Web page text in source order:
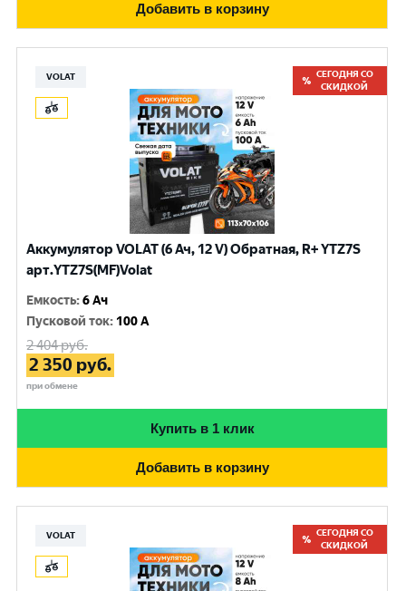
Добавить в корзину
VOLAT
СЕГОДНЯ СО
СКИДКОЙ
Аккумулятор VOLAT (6 Ач, 12 V) Обратная, R+ YTZ7S
арт.YTZ7S(MF)Volat
Емкость:6 Ач
Пусковой ток: 100 A
2 404руб.
2 350 руб.
при обмене
Купить в 1 клик
Добавить в корзину
VOLAT
СЕГОДНЯ СО
СКИДКОЙ